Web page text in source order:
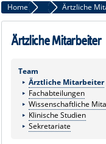
AKTUELLES
KLINIK
TEAM
LEHRE
ZUWEISER
KONTAKT
Home Marginalboxen
Ärtzliche
Ärtzliche Mitarbeiter
Team
Ärztliche Mitarbeiter
Fachabteilungen
Wissenschaftliche
Klinische Studien
Sekretariate